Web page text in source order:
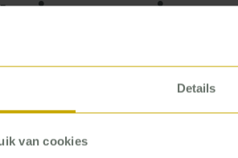
Details
van cookies
voor
gedurende hun hele verblijf te